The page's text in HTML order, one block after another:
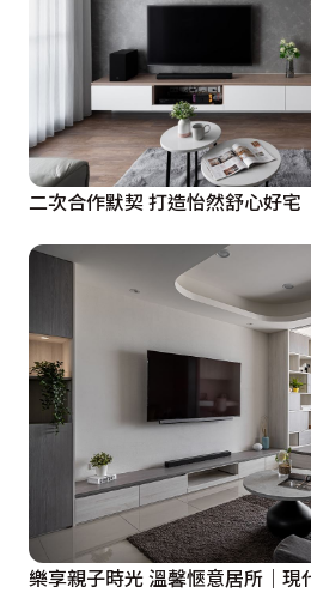
二次合作默契 打造怡然舒心好宅
樂享親子時光 溫馨愜意居所｜現